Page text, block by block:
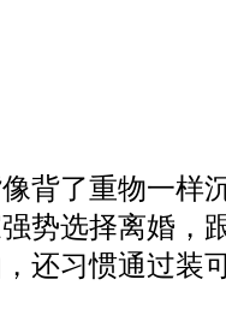
背了重物一样
势选择离婚，
还习惯通过装